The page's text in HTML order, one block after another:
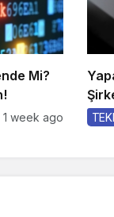
Mi?
1 week ago